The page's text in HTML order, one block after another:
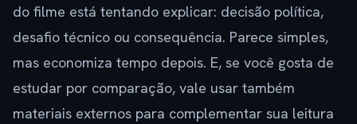
do filme está tentando explicar: decisão política,
desafio técnico ou consequência. Parece simples,
mas economiza tempo depois. E, se você gosta de
estudar por comparação, vale usar também
materiais externos para complementar sua leitura